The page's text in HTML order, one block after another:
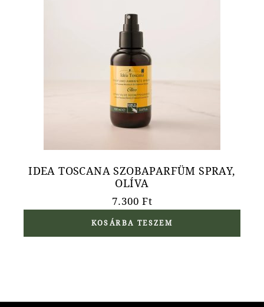
IDEA TOSCANA SZOBAPARFÜM SPRAY,
OLÍVA
7.300Ft
KOSÁRBA TESZEM